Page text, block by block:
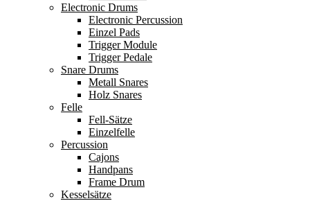
Electronic Drums
Electronic Percussion
Einzel Pads
Trigger Module
Trigger Pedale
Snare Drums
Metall Snares
Holz Snares
Felle
Fell-Sätze
Einzelfelle
Percussion
Cajons
Handpans
Frame Drum
Kesselsätze